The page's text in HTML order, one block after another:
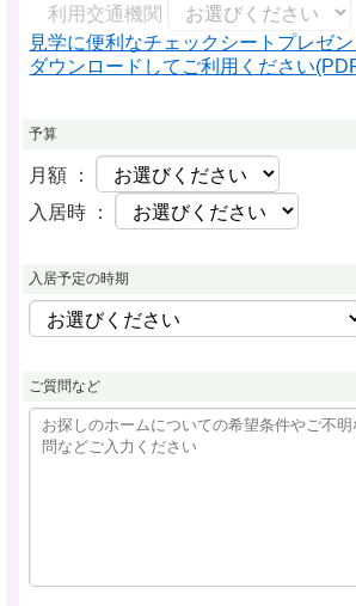
利用交通機関
見学に便利なチェックシートプレゼ
ダウンロードしてご利用ください
予算
月額 ：
入居時 ：
入居予定の時期
ご質問など